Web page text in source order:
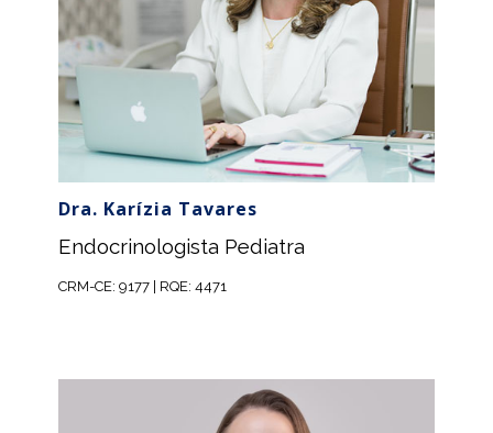
Dra. Karízia Tavares
Endocrinologista Pediatra
CRM-CE: 9177 | RQE: 4471